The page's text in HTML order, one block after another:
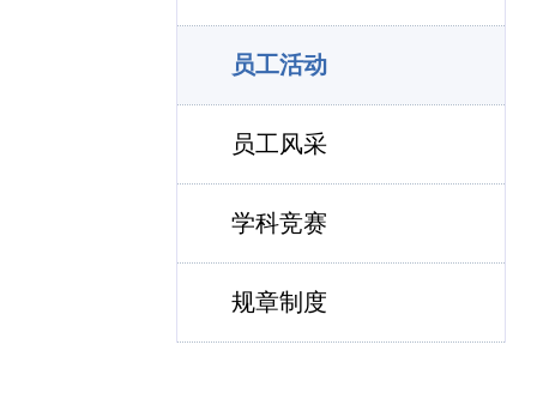
员工活动
员工风采
学科竞赛
规章制度